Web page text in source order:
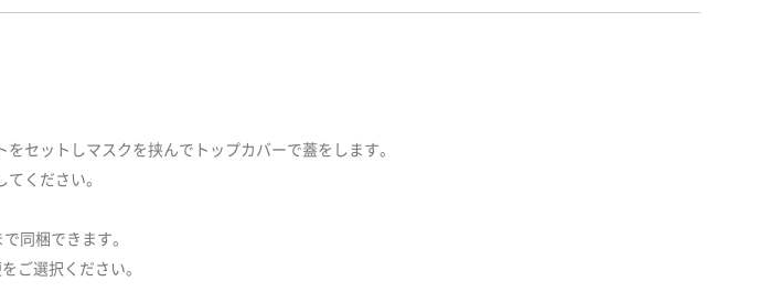
セットしマスクを挟んでトップカバーで蓋をします。
ください。
同梱できます。
ご選択ください。